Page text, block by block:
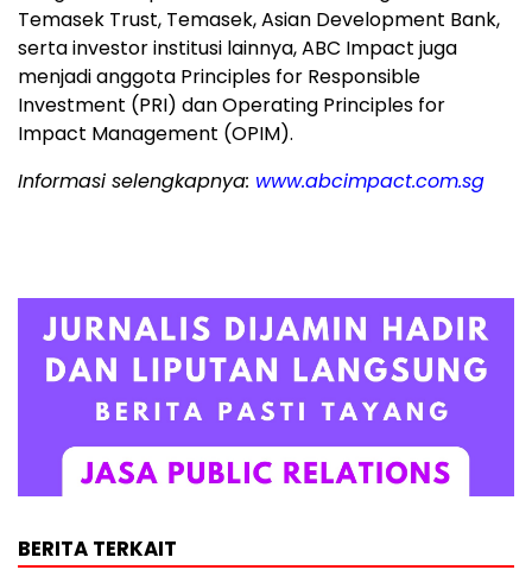
Temasek Trust, Temasek, Asian Development Bank,
serta investor institusi lainnya, ABC Impact juga
menjadi anggota Principles for Responsible
Investment (PRI) dan Operating Principles for
Impact Management (OPIM).
Informasi selengkapnya: www.abcimpact.com.sg
BERITA TERKAIT